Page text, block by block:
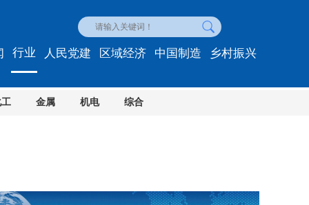
行业
金属 机电 综合
人民党建 区域经济 中国制造 乡村振兴